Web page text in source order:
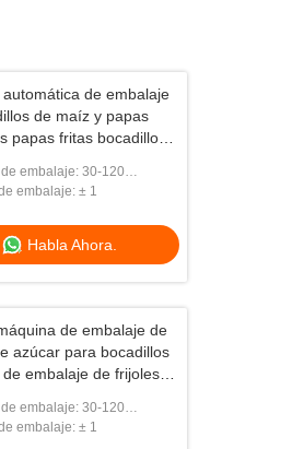
de embalaje
de maíz y papas
papas fritas bocadillos
bocadillos
embalaje: 30-120
(dependiendo del producto y
embalaje: ± 1
Habla Ahora.
de embalaje de
azúcar para bocadillos
embalaje de frijoles
embalaje: 30-120
(dependiendo del producto y
embalaje: ± 1